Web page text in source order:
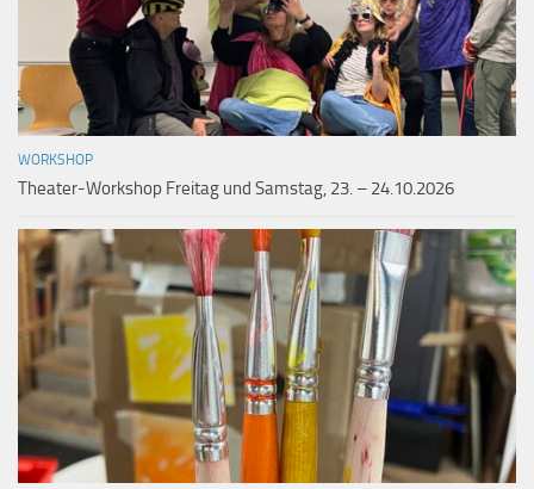
WORKSHOP
Theater-Workshop Freitag und Samstag, 23. – 24.10.2026